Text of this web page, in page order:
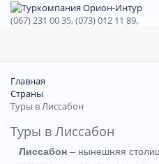
(067) 231 00 35, (073) 012 11 89,
Главная
Страны
Туры в Лиссабон
Туры в Лиссабон
Лиссабон – нынешняя